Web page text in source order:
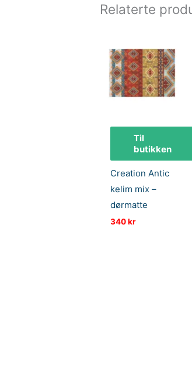
Relaterte
Til
butikken
Creation Antic
kelim mix –
dørmatte
340kr